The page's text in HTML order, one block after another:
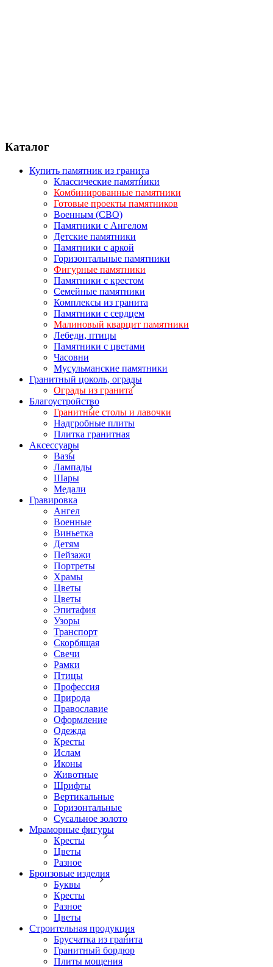
Каталог
Купить памятник из гранита
Классические памятники
Комбинированные памятники
Готовые проекты памятников
Военным (СВО)
Памятники с Ангелом
Детские памятники
Памятники с аркой
Горизонтальные памятники
Фигурные памятники
Памятники с крестом
Семейные памятники
Комплексы из гранита
Памятники с сердцем
Малиновый кварцит памятники
Лебеди, птицы
Памятники с цветами
Часовни
Мусульманские памятники
Гранитный цоколь, ограды
Ограды из гранита
Благоустройство
Гранитные столы и лавочки
Надгробные плиты
Плитка гранитная
Аксессуары
Вазы
Лампады
Шары
Медали
Гравировка
Ангел
Военные
Виньетка
Детям
Пейзажи
Портреты
Храмы
Цветы
Цветы
Эпитафия
Узоры
Транспорт
Скорбящая
Свечи
Рамки
Птицы
Профессия
Природа
Православие
Оформление
Одежда
Кресты
Ислам
Иконы
Животные
Шрифты
Вертикальные
Горизонтальные
Сусальное золото
Мраморные фигуры
Кресты
Цветы
Разное
Бронзовые изделия
Буквы
Кресты
Разное
Цветы
Строительная продукция
Брусчатка из гранита
Гранитный бордюр
Плиты мощения